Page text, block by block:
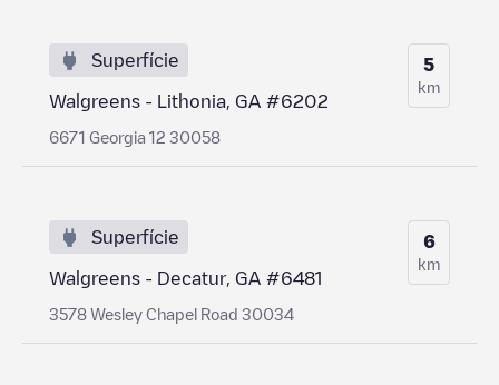
Superfície
Walgreens - Lithonia, GA #6202
6671 Georgia 12 30058
5
km
Superfície
Walgreens - Decatur, GA #6481
3578 Wesley Chapel Road 30034
6
km